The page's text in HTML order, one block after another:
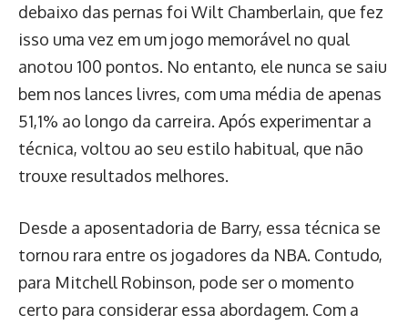
debaixo das pernas foi Wilt Chamberlain, que fez
isso uma vez em um jogo memorável no qual
anotou 100 pontos. No entanto, ele nunca se saiu
bem nos lances livres, com uma média de apenas
51,1% ao longo da carreira. Após experimentar a
técnica, voltou ao seu estilo habitual, que não
trouxe resultados melhores.
Desde a aposentadoria de Barry, essa técnica se
tornou rara entre os jogadores da NBA. Contudo,
para Mitchell Robinson, pode ser o momento
certo para considerar essa abordagem. Com a